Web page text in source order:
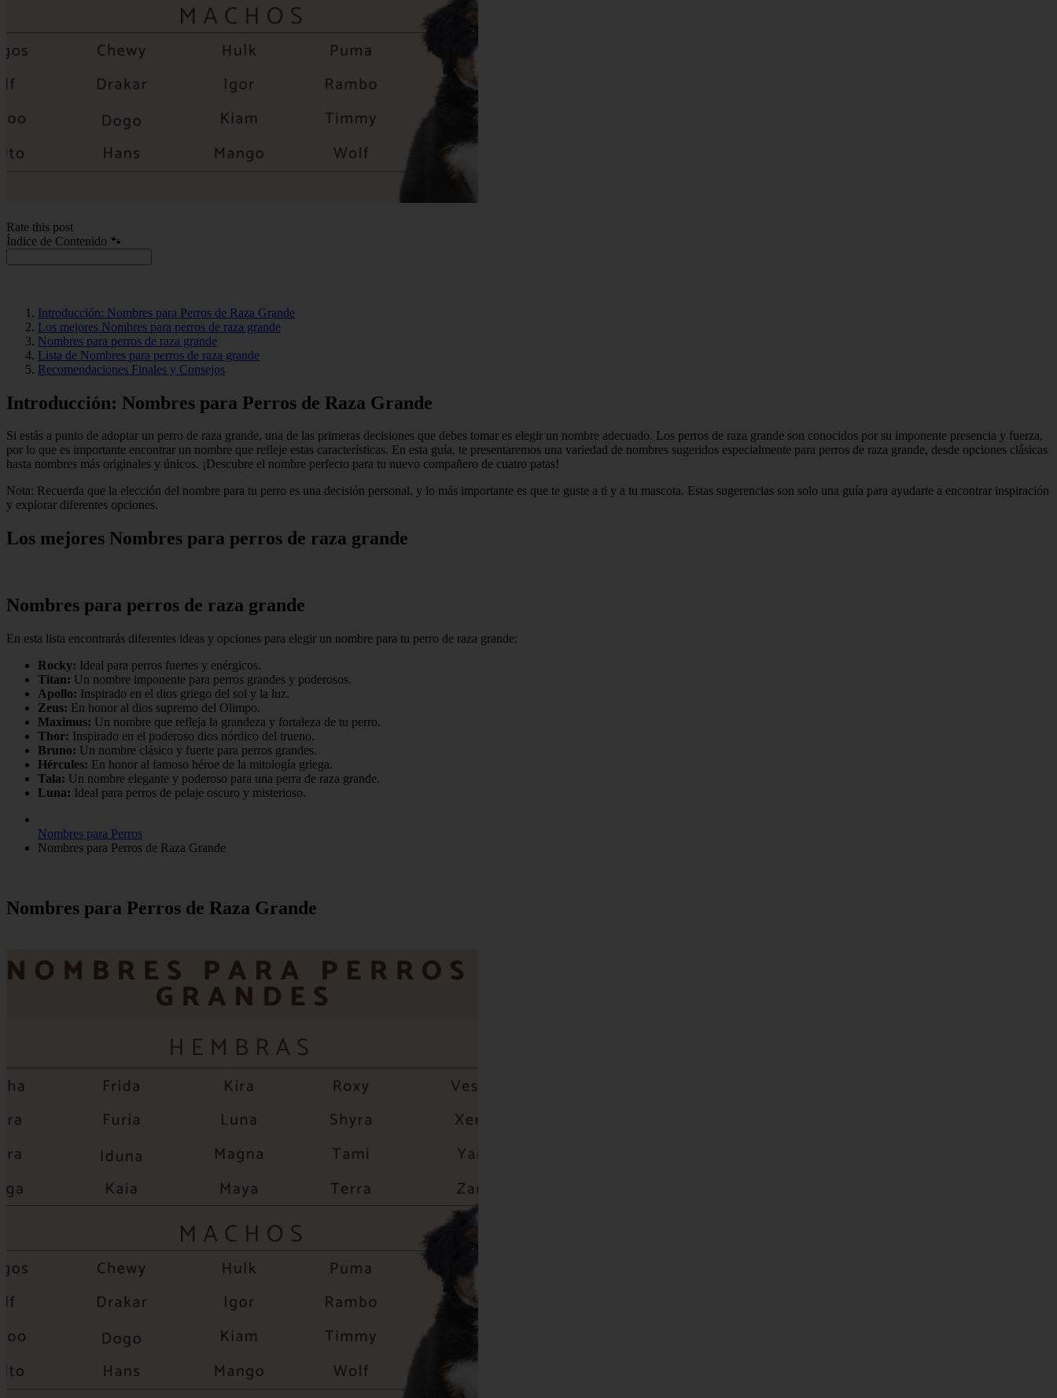
Rate this post
Índice de Contenido 🐾
Introducción: Nombres para Perros de Raza Grande
Los mejores Nombres para perros de raza grande
Nombres para perros de raza grande
Lista de Nombres para perros de raza grande
Recomendaciones Finales y Consejos
Introducción: Nombres para Perros de Raza Grande
Si estás a punto de adoptar un perro de raza grande, una de las primeras decisiones que debes tomar es elegir un nombre adecuado. Los perros de raza grande son conocidos por su imponente presencia y fuerza,
por lo que es importante encontrar un nombre que refleje estas características. En esta guía, te presentaremos una variedad de nombres sugeridos especialmente para perros de raza grande, desde opciones clásicas
hasta nombres más originales y únicos. ¡Descubre el nombre perfecto para tu nuevo compañero de cuatro patas!
Nota: Recuerda que la elección del nombre para tu perro es una decisión personal, y lo más importante es que te guste a ti y a tu mascota. Estas sugerencias son solo una guía para ayudarte a encontrar inspiración
y explorar diferentes opciones.
Los mejores Nombres para perros de raza grande
Nombres para perros de raza grande
En esta lista encontrarás diferentes ideas y opciones para elegir un nombre para tu perro de raza grande:
Rocky: Ideal para perros fuertes y enérgicos.
Titan: Un nombre imponente para perros grandes y poderosos.
Apollo: Inspirado en el dios griego del sol y la luz.
Zeus: En honor al dios supremo del Olimpo.
Maximus: Un nombre que refleja la grandeza y fortaleza de tu perro.
Thor: Inspirado en el poderoso dios nórdico del trueno.
Bruno: Un nombre clásico y fuerte para perros grandes.
Hércules: En honor al famoso héroe de la mitología griega.
Tala: Un nombre elegante y poderoso para una perra de raza grande.
Luna: Ideal para perros de pelaje oscuro y misterioso.
Nombres para Perros
Nombres para Perros de Raza Grande
Nombres para Perros de Raza Grande